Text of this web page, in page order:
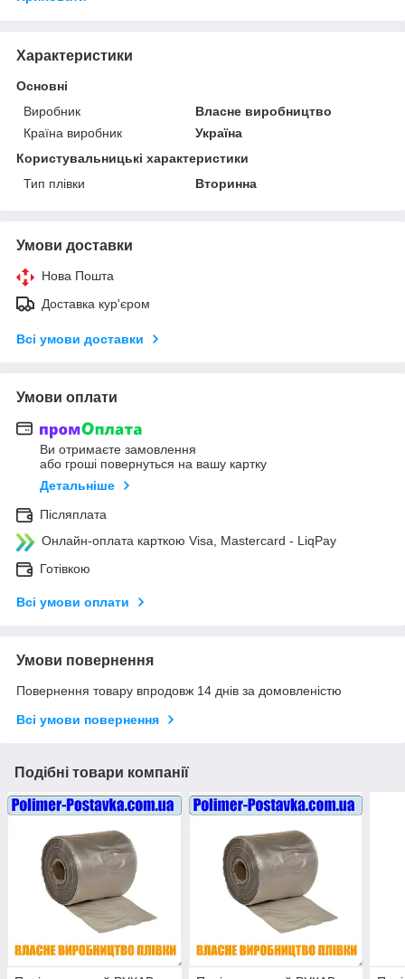
Характеристики
Основні
Виробник
Власне виробництво
Країна виробник
Україна
Користувальницькі характеристики
Тип плівки
Вторинна
Умови доставки
Нова Пошта
Доставка кур'єром
Всі умови доставки
Умови оплати
Ви отримаєте замовлення
або гроші повернуться на вашу картку
Детальніше
Післяплата
Онлайн-оплата карткою Visa, Mastercard - LiqPay
Готівкою
Всі умови оплати
Умови повернення
Повернення товару впродовж 14 днів за домовленістю
Всі умови повернення
Подібні товари компанії